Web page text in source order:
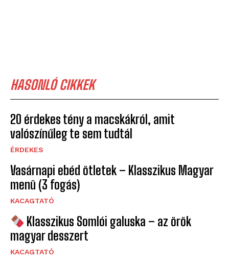
HASONLÓ CIKKEK
20 érdekes tény a macskákról, amit
valószínűleg te sem tudtál
ÉRDEKES
Vasárnapi ebéd ötletek – Klasszikus Magyar
menü (3 fogás)
KACAGTATÓ
Klasszikus Somlói galuska – az örök
magyar desszert
KACAGTATÓ